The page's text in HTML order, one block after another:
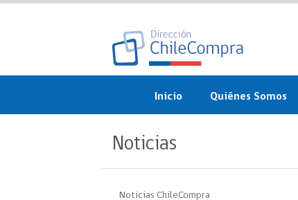
Inicio Quiénes Somos
objetivos
Noticias
Noticias ChileCompra